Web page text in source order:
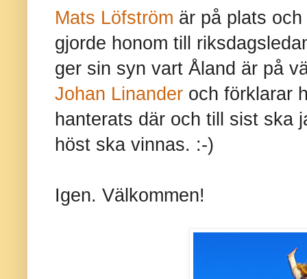
Mats Löfström är på plats
gjorde honom till
ger sin syn vart Åland är på
Johan Linander och förklarar
hanterats där och till sist ska
höst ska vinnas. :-)
Igen. Välkommen!